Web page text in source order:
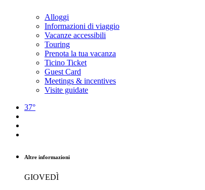
Alloggi
Informazioni di viaggio
Vacanze accessibili
Touring
Prenota la tua vacanza
Ticino Ticket
Guest Card
Meetings & incentives
Visite guidate
37°
Altre informazioni
GIOVEDÌ